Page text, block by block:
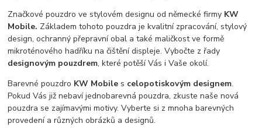
Značkové pouzdro ve stylovém designu od německé firmy KW
Mobile. Základem tohoto pouzdra je kvalitní zpracování, stylový
design, ochranný přepravní obal a také maličkost ve formě
mikroténového hadříku na čištění displeje. Vybočte z řady
designovým pouzdrem, které potěší Vás i Vaše okolí.
Barevné pouzdro KW Mobile s celopotiskovým designem.
Pokud Vás již nebaví jednobarevná pouzdra, zkuste naše nová
pouzdra se zajímavými motivy. Vyberte si z mnoha barevných
provedení a různých obrázků a designů.